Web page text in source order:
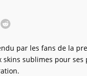
par les fans de la
sublimes pour ses